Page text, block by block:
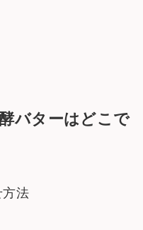
バターはどこで